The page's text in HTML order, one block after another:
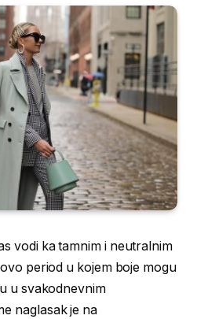
vodi ka tamnim i neutralnim
period u kojem boje mogu
u svakodnevnim
naglasak je na